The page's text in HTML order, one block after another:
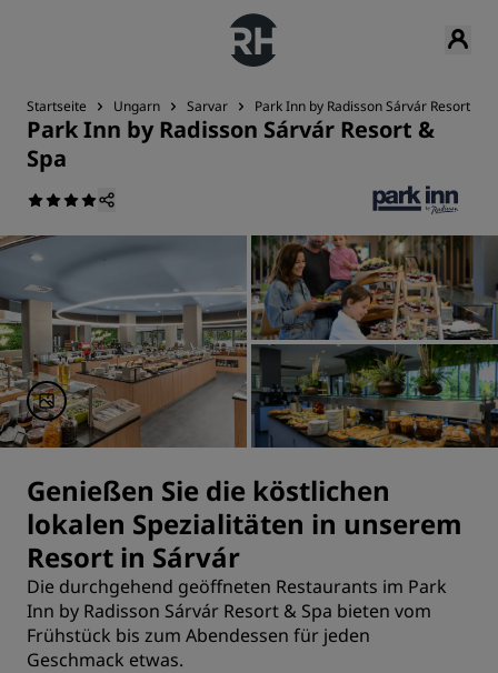
Startseite Ungarn Sarvar Park Inn by Radisson Sárvár Resort &
Park Inn by Radisson Sárvár Resort &
Spa
Genießen Sie die köstlichen
lokalen Spezialitäten in unserem
Resort in Sárvár
Die durchgehend geöffneten Restaurants im Park
Inn by Radisson Sárvár Resort & Spa bieten vom
Frühstück bis zum Abendessen für jeden
Geschmack etwas.